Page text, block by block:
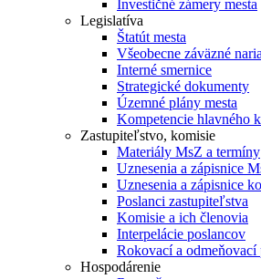
Investičné zámery mesta
Legislatíva
Štatút mesta
Všeobecne záväzné
Interné smernice
Strategické dokumenty
Územné plány mesta
Kompetencie hlavného
Zastupiteľstvo, komisie
Materiály MsZ a termíny
Uznesenia a zápisnice
Uznesenia a zápisnice
Poslanci zastupiteľstva
Komisie a ich členovia
Interpelácie poslancov
Rokovací a odmeňovací
Hospodárenie